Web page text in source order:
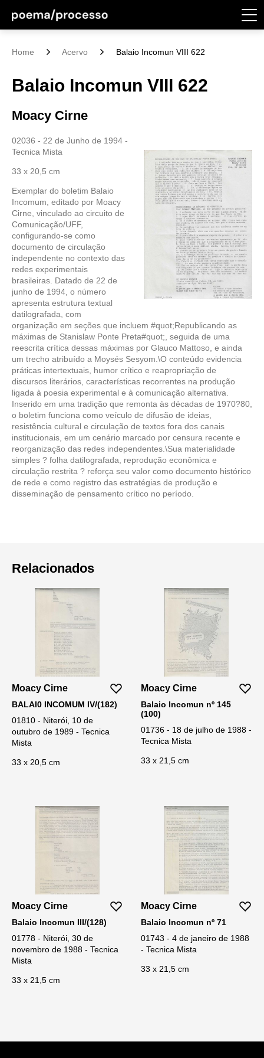
Home Acervo Balaio Incomun VIII 622
Balaio Incomun VIII 622
Moacy Cirne
02036 - 22 de Junho de 1994 -
Tecnica Mista
33 x 20,5 cm
Exemplar do boletim Balaio
Incomum, editado por Moacy
Cirne, vinculado ao circuito de
Comunicação/UFF,
configurando-se como
documento de circulação
independente no contexto das
redes experimentais
brasileiras. Datado de 22 de
junho de 1994, o número
apresenta estrutura textual
datilografada, com
organização em seções que incluem #quot;Republicando as
máximas de Stanislaw Ponte Preta#quot;, seguida de uma
reescrita crítica dessas máximas por Glauco Mattoso, e ainda
um trecho atribuído a Moysés Sesyom.\O conteúdo evidencia
práticas intertextuais, humor crítico e reapropriação de
discursos literários, características recorrentes na produção
ligada à poesia experimental e à comunicação alternativa.
Inserido em uma tradição que remonta às décadas de 1970?80,
o boletim funciona como veículo de difusão de ideias,
resistência cultural e circulação de textos fora dos canais
institucionais, em um cenário marcado por censura recente e
reorganização das redes independentes.\Sua materialidade
simples ? folha datilografada, reprodução econômica e
circulação restrita ? reforça seu valor como documento histórico
de rede e como registro das estratégias de produção e
disseminação de pensamento crítico no período.
Relacionados
Moacy Cirne
BALAI0 INCOMUM IV/(182)
01810 - Niterói, 10 de
outubro de 1989 - Tecnica
Mista
33 x 20,5 cm
Moacy Cirne
Balaio Incomun nº 145
(100)
01736 - 18 de julho de 1988 -
Tecnica Mista
33 x 21,5 cm
Moacy Cirne
Balaio Incomun III/(128)
01778 - Niterói, 30 de
novembro de 1988 - Tecnica
Mista
33 x 21,5 cm
Moacy Cirne
Balaio Incomun nº 71
01743 - 4 de janeiro de 1988
- Tecnica Mista
33 x 21,5 cm